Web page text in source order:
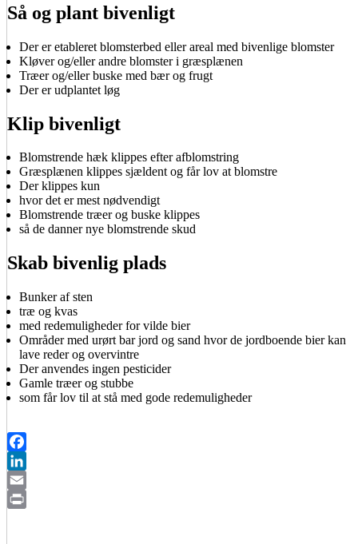
Så og plant bivenligt
Der er etableret blomsterbed eller areal med bivenlige blomster
Kløver og/eller andre blomster i græsplænen
Træer og/eller buske med bær og frugt
Der er udplantet løg
Klip bivenligt
Blomstrende hæk klippes efter afblomstring
Græsplænen klippes sjældent og får lov at blomstre
Der klippes kun
hvor det er mest nødvendigt
Blomstrende træer og buske klippes
så de danner nye blomstrende skud
Skab bivenlig plads
Bunker af sten
træ og kvas
med redemuligheder for vilde bier
Områder med urørt bar jord og sand hvor de jordboende bier kan
lave reder og overvintre
Der anvendes ingen pesticider
Gamle træer og stubbe
som får lov til at stå med gode redemuligheder
Facebook
LinkedIn
Email